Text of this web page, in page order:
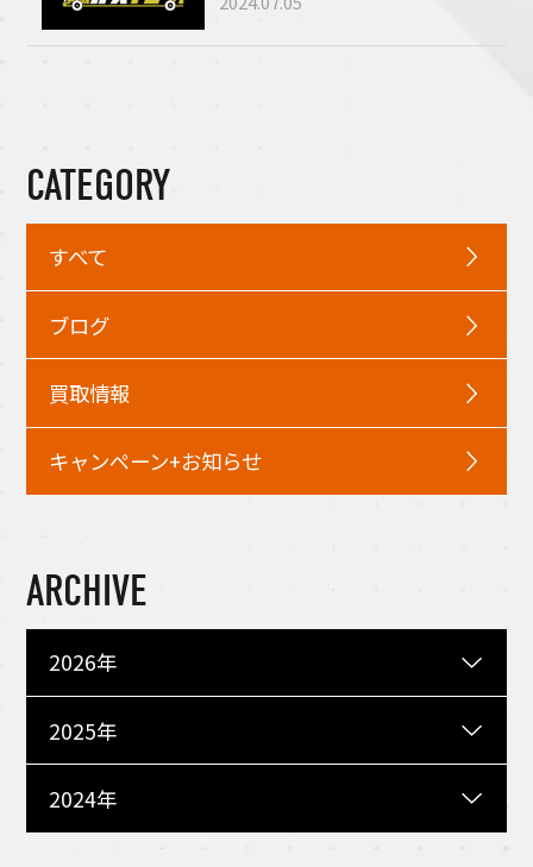
CATEGORY
すべて
ブログ
買取情報
キャンペーン+お知らせ
ARCHIVE
2026年
2025年
2024年